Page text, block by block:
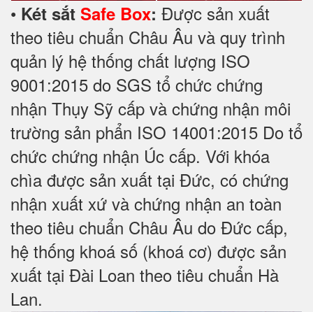
• Két sắt Safe Box: Được sản xuất
theo tiêu chuẩn Châu Âu và quy trình
quản lý hệ thống chất lượng ISO
9001:2015 do SGS tổ chức chứng
nhận Thụy Sỹ cấp và chứng nhận môi
trường sản phẩn ISO 14001:2015 Do tổ
chức chứng nhận Úc cấp. Với khóa
chìa được sản xuất tại Đức, có chứng
nhận xuất xứ và chứng nhận an toàn
theo tiêu chuẩn Châu Âu do Đức cấp,
hệ thống khoá số (khoá cơ) được sản
xuất tại Đài Loan theo tiêu chuẩn Hà
Lan.